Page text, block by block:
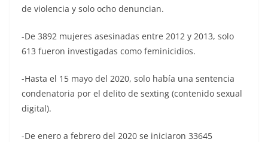
de violencia y solo ocho denuncian.
-De 3892 mujeres asesinadas entre 2012 y 2013, solo
613 fueron investigadas como feminicidios.
-Hasta el 15 mayo del 2020, solo había una sentencia
condenatoria por el delito de sexting (contenido sexual
digital).
-De enero a febrero del 2020 se iniciaron 33645